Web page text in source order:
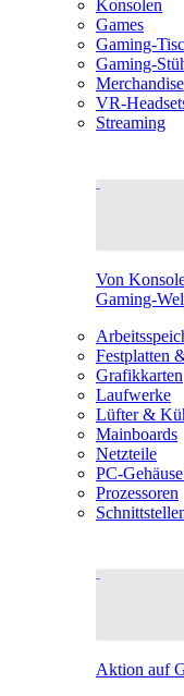
Konsolen
Games
Gaming-
Gaming-
Merchandise
VR-
Streaming
Von
Gaming-
Festplatten
Grafikkarten
Laufwerke
Lüfter &
Mainboards
Netzteile
PC-
Prozessoren
Aktion auf